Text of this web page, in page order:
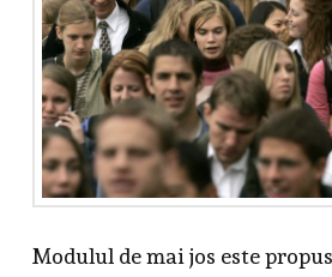
Modulul de mai jos este